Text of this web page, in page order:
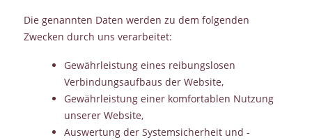
Die genannten Daten werden zu dem folgenden
Zwecken durch uns verarbeitet:
Gewährleistung eines reibungslosen
Verbindungsaufbaus der Website,
Gewährleistung einer komfortablen Nutzung
unserer Website,
Auswertung der Systemsicherheit und -